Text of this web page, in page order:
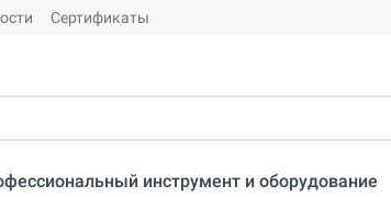
Сертификаты
инструмент и оборудование